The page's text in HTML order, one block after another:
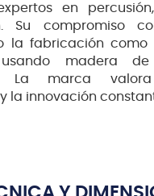
en
Su compromiso
la fabricación como
usando madera de
La marca
la innovación